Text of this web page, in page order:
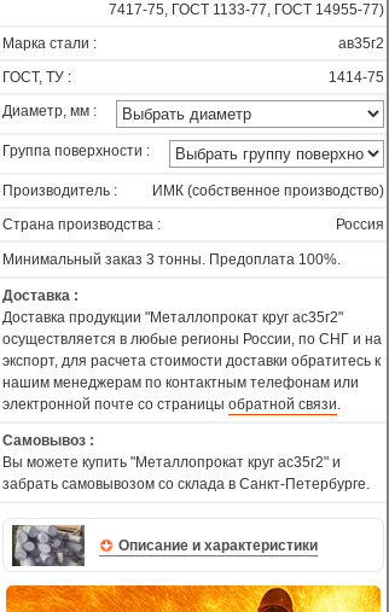
7417-75, ГОСТ 1133-77, ГОСТ 14955-77)
Марка стали :
ав35г2
ГОСТ, ТУ :
1414-75
Диаметр, мм :
Группа поверхности :
Производитель :
ИМК (собственное производство)
Страна производства :
Россия
Минимальный заказ 3 тонны. Предоплата 100%.
Доставка :
Доставка продукции "Металлопрокат круг ас35г2"
осуществляется в любые регионы России, по СНГ и на
экспорт, для расчета стоимости доставки обратитесь к
нашим менеджерам по контактным телефонам или
электронной почте со страницы обратной связи.
Самовывоз :
Вы можете купить "Металлопрокат круг ас35г2" и
забрать самовывозом со склада в Санкт-Петербурге.
Описание и характеристики